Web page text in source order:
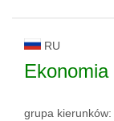
RU
Ekonomia
grupa kierunków: